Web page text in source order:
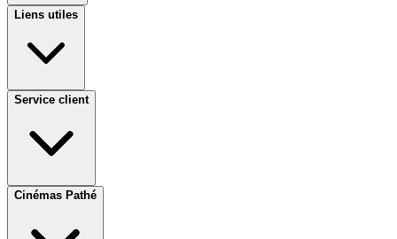
Liens utiles
Service client
Cinémas Pathé